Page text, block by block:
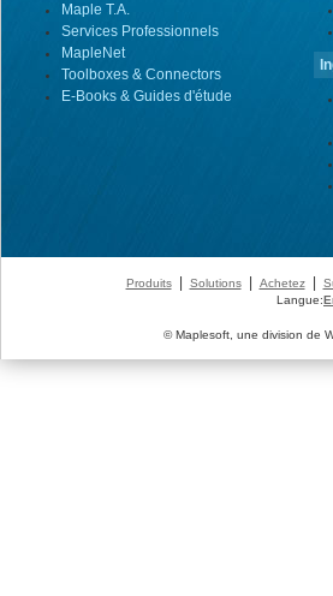
Maple T.A.
Services Professionnels
MapleNet
Toolboxes & Connectors
E-Books & Guides d'étude
Produits| Solutions| Achetez|
Langue:
© Maplesoft, une division de